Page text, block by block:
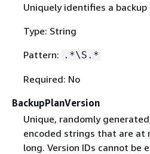
Uniquely identifies a backup
Type: String
Pattern: .*\S.*
Required: No
BackupPlanVersion
Unique, randomly
encoded strings that are at
long. Version IDs cannot be